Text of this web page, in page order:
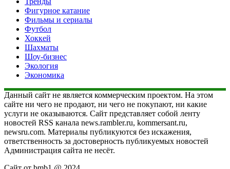
Фигурное катание
Фильмы и сериалы
Футбол
Хоккей
Шахматы
Шоу-бизнес
Экология
Экономика
Данный сайт не является коммерческим проектом. На этом
сайте ни чего не продают, ни чего не покупают, ни какие
услуги не оказываются. Сайт представляет собой ленту
новостей RSS канала news.rambler.ru, kommersant.ru,
newsru.com. Материалы публикуются без искажения,
ответственность за достоверность публикуемых новостей
Администрация сайта не несёт.